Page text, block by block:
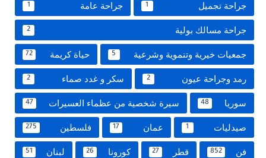
جراحة تجميل 1 جراحة عامة 1
جراحة مسالك بولية 2
جمعيات خيرية وتنموية وشرعية 5 حياة كريمة 72
رمد وجراحة عيون 2 سكر و غدد صماء 2
سوريا 48 سيرة شخصية من عظماء العسيرات 47
صيدليات 1 عمان 17 فلسطين 275
فن 852 قطر 27 كورونا 26 لبنان 51